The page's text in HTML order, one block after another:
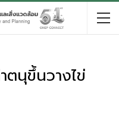
ตนุขึ้นวางไข่